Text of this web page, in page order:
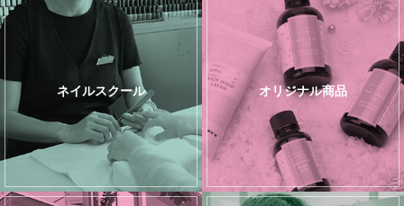
ネイルスクール オリジナル商品